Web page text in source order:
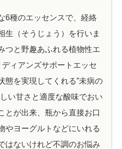
6種のエッセンスで、経絡
生（そうじょう）を行いま
つと野趣あふれる植物性エ
ィアンズサポートエッセ
態を実現してくれる”未病の
い甘さと適度な酸味でおい
とが出来、瓶から直接お口
やヨーグルトなどにいれる
はないけれど不調のお悩み